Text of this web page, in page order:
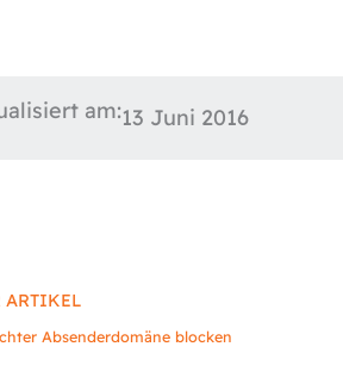
am:13 Juni 2016
ARTIKEL
Absenderdomäne blocken